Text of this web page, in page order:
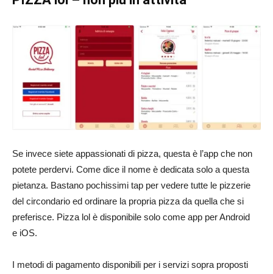
Se invece siete appassionati di pizza, questa è l’app che non
potete perdervi. Come dice il nome è dedicata solo a questa
pietanza. Bastano pochissimi tap per vedere tutte le pizzerie
del circondario ed ordinare la propria pizza da quella che si
preferisce. Pizza lol è disponibile solo come app per Android
e iOS.
I metodi di pagamento disponibili per i servizi sopra proposti